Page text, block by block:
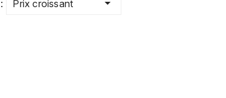
Prix croissant 